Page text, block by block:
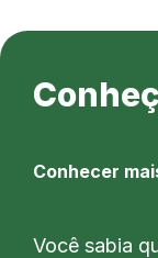
Conhecer
Você sabia